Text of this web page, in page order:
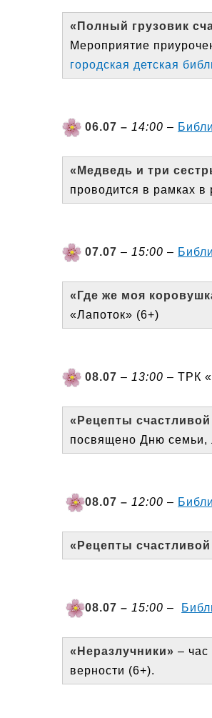
«Полный грузовик
Мероприятие
городская детская
06.07 – 14:00 –
«Медведь и три
проводится в рамках в
07.07 – 15:00–
«Где же моя
«Лапоток» (6+)
08.07 – 13:00 – ТРК
«Рецепты
посвящено Дню семьи,
08.07 – 12:00 –
«Рецепты
08.07 – 15:00–
«Неразлучники» –
верности (6+).